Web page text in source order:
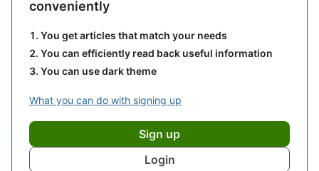
conveniently
You get articles that match your needs
You can efficiently read back useful information
You can use dark theme
What you can do with signing up
Sign up
Login